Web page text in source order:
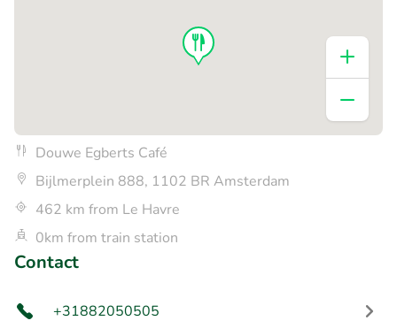
Douwe Egberts Café
Bijlmerplein 888, 1102 BR Amsterdam
462 km from Le Havre
0km from train station
Contact
+31882050505